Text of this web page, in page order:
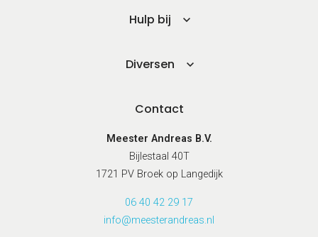
Hulp bij
Diversen
Contact
Meester Andreas B.V.
Bijlestaal 40T
1721 PV Broek op Langedijk
06 40 42 29 17
info@meesterandreas.nl